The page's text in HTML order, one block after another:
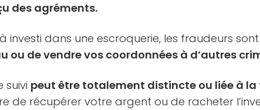
des agréments.
investi dans une escroquerie, les fraudeurs
ou de vendre vos coordonnées à d’autres
suivi peut être totalement distincte ou liée à
de récupérer votre argent ou de racheter